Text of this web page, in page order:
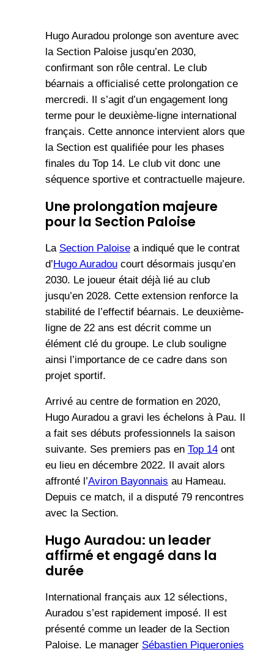
Hugo Auradou prolonge son aventure avec
la Section Paloise jusqu’en 2030,
confirmant son rôle central. Le club
béarnais a officialisé cette prolongation ce
mercredi. Il s’agit d’un engagement long
terme pour le deuxième-ligne international
français. Cette annonce intervient alors que
la Section est qualifiée pour les phases
finales du Top 14. Le club vit donc une
séquence sportive et contractuelle majeure.
Une prolongation majeure
pour la Section Paloise
La Section Paloisea indiqué que le contrat
d’Hugo Auradoucourt désormais jusqu’en
2030. Le joueur était déjà lié au club
jusqu’en 2028. Cette extension renforce la
stabilité de l’effectif béarnais. Le deuxième-
ligne de 22 ans est décrit comme un
élément clé du groupe. Le club souligne
ainsi l’importance de ce cadre dans son
projet sportif.
Arrivé au centre de formation en 2020,
Hugo Auradou a gravi les échelons à Pau. Il
a fait ses débuts professionnels la saison
suivante. Ses premiers pas en Top 14ont
eu lieu en décembre 2022. Il avait alors
affronté l’Aviron Bayonnais au Hameau.
Depuis ce match, il a disputé 79 rencontres
avec la Section.
Hugo Auradou: un leader
affirmé et engagé dans la
durée
International français aux 12 sélections,
Auradou s’est rapidement imposé. Il est
présenté comme un leader de la Section
Paloise. Le manager Sébastien Piqueronies